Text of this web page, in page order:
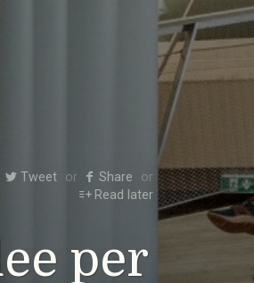
Tweet
Share
Read later
per